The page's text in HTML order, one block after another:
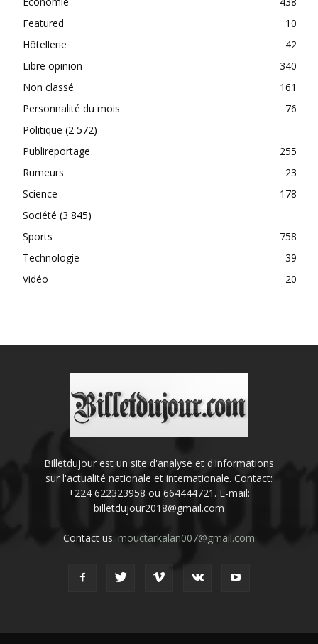
Featured
10
Hôtellerie
42
Libre opinion
340
Non classé
161
Personnalité du mois
76
Politique (2 572)
Publireportage
255
Rumeurs
23
Science
178
Société (3 845)
Sports
758
Technologie
39
Vidéo
20
Billetdujour est un site d'analyse et d'informations
sur l'actualité nationale et internationale. Contact:
+224 622323958 ou 664444721. E-mail:
billetdujour2018@gmail.com
Contact us: mouctarkalan007@gmail.com